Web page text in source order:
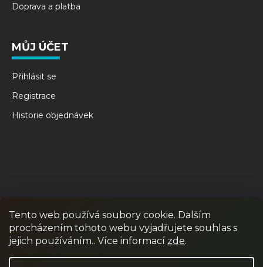
Tento web používá soubory cookie. Dalším
procházením tohoto webu vyjadřujete souhlas s
jejich používáním.. Více informací zde.
Doprava a platba
MŮJ ÚČET
Přihlásit se
Registrace
Historie objednávek
RPR GAMES PAINTBALL JUNIOR PAINTBALL